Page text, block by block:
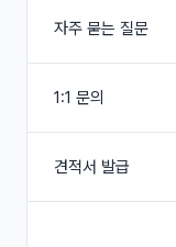
자주 묻는 질문
1:1 문의
견적서 발급